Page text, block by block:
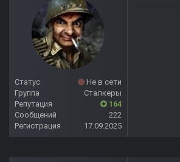
Статус
Не в сети
Группа
Сталкеры
Репутация
164
Сообщений
222
Регистрация
17.09.2025